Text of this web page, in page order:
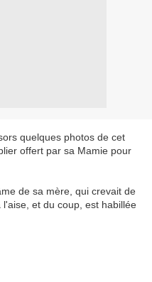
quelques photos de cet
offert par sa Mamie pour
de sa mère, qui crevait de
et du coup, est habillée